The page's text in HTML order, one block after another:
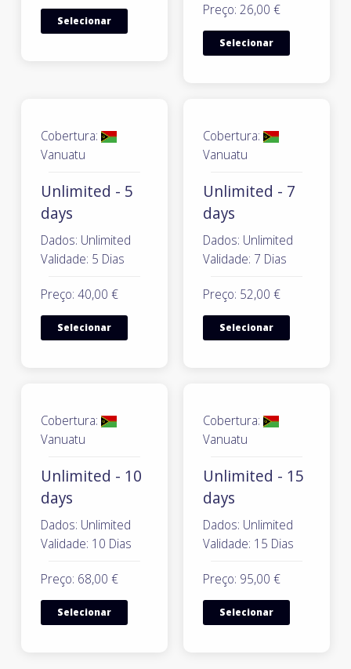
Selecionar
Preço: 26,00 €
Selecionar
Cobertura:
Vanuatu
Unlimited - 5
days
Dados: Unlimited
Validade: 5 Dias
Preço: 40,00 €
Selecionar
Cobertura:
Vanuatu
Unlimited - 7
days
Dados: Unlimited
Validade: 7 Dias
Preço: 52,00 €
Selecionar
Cobertura:
Vanuatu
Unlimited - 10
days
Dados: Unlimited
Validade: 10 Dias
Preço: 68,00 €
Selecionar
Cobertura:
Vanuatu
Unlimited - 15
days
Dados: Unlimited
Validade: 15 Dias
Preço: 95,00 €
Selecionar